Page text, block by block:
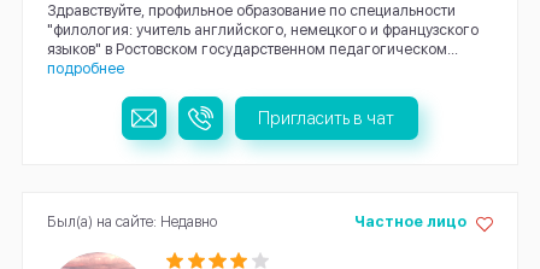
Здравствуйте, профильное образование по специальности
"филология: учитель английского, немецкого и французского
языков" в Ростовском государственном педагогическом...
подробнее
Пригласить в чат
Частное лицо
Был(а) на сайте: Недавно